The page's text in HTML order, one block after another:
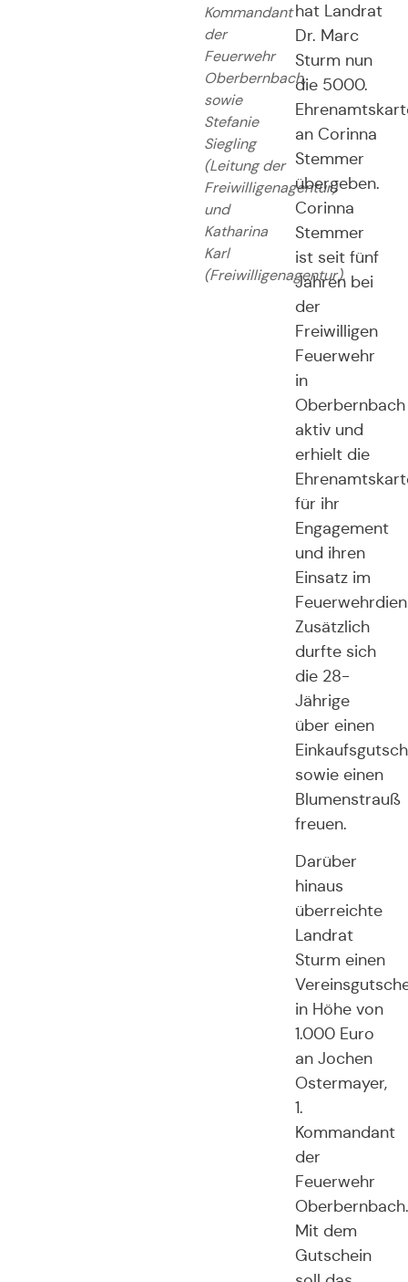
Kommandant
der
Feuerwehr
Oberbernbach,
sowie
Stefanie
Siegling
(Leitung der
Freiwilligenagentur)
und
Katharina
Karl
(Freiwilligenagentur).
hat Landrat
Dr. Marc
Sturm nun
die 5000.
an Corinna
Stemmer
übergeben.
Corinna
Stemmer
ist seit fünf
Jahren bei
der
Freiwilligen
Feuerwehr
in
Oberbernbach
aktiv und
erhielt die
für ihr
Engagement
und ihren
Einsatz im
Zusätzlich
durfte sich
die 28-
Jährige
über einen
sowie einen
Blumenstrauß
freuen.
Darüber
hinaus
überreichte
Landrat
Sturm einen
in Höhe von
1.000 Euro
an Jochen
Ostermayer,
1.
Kommandant
der
Feuerwehr
Oberbernbach.
Mit dem
Gutschein